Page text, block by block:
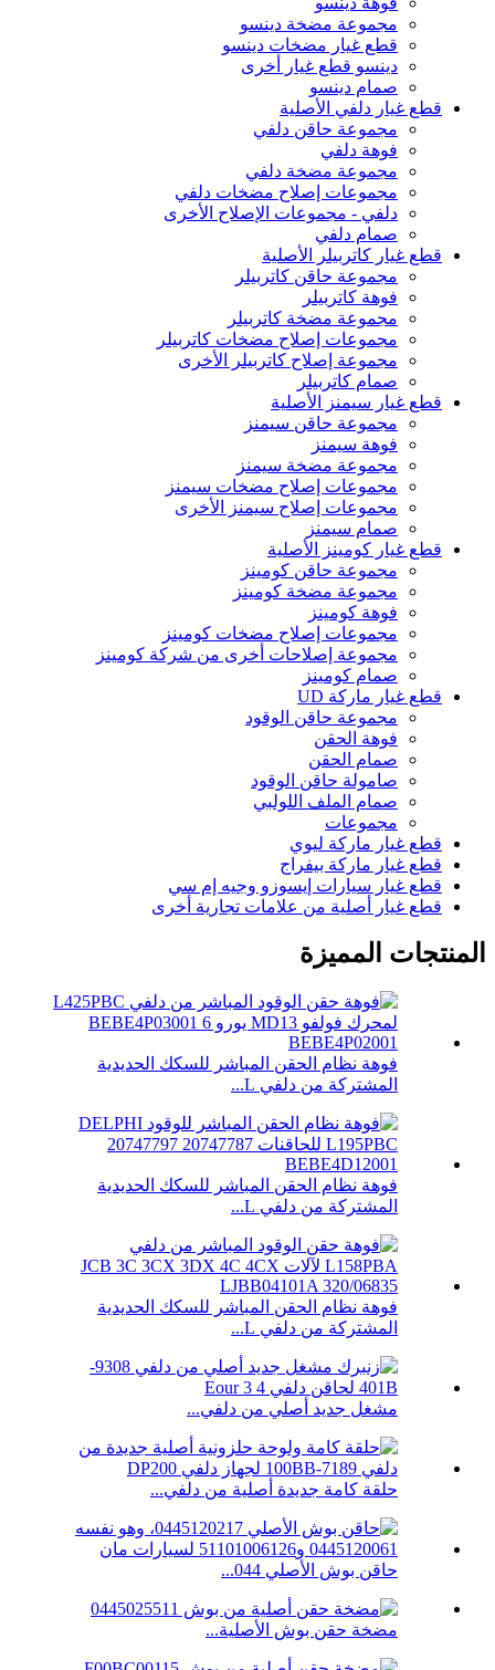
مجموعة مضخة دينسو
قطع غيار مضخات دينسو
دينسو قطع غيار أخرى
صمام دينسو
قطع غيار دلفي الأصلية
مجموعة حاقن دلفي
فوهة دلفي
مجموعة مضخة دلفي
مجموعات إصلاح مضخات دلفي
دلفي - مجموعات الإصلاح الأخرى
صمام دلفي
قطع غيار كاتربيلر الأصلية
مجموعة حاقن كاتربيلر
فوهة كاتربيلر
مجموعة مضخة كاتربيلر
مجموعات إصلاح مضخات كاتربيلر
مجموعة إصلاح كاتربيلر الأخرى
صمام كاتربيلر
قطع غيار سيمنز الأصلية
مجموعة حاقن سيمنز
فوهة سيمنز
مجموعة مضخة سيمنز
مجموعات إصلاح مضخات سيمنز
مجموعات إصلاح سيمنز الأخرى
صمام سيمنز
قطع غيار كومينز الأصلية
مجموعة حاقن كومينز
مجموعة مضخة كومينز
فوهة كومينز
مجموعات إصلاح مضخات كومينز
مجموعة إصلاحات أخرى من شركة كومينز
صمام كومينز
قطع غيار ماركة UD
مجموعة حاقن الوقود
فوهة الحقن
صمام الحقن
صامولة حاقن الوقود
صمام الملف اللولبي
مجموعات
قطع غيار ماركة ليوي
قطع غيار ماركة بيفراج
قطع غيار سيارات إيسوزو وجيه إم سي
قطع غيار أصلية من علامات تجارية أخرى
المنتجات المميزة
فوهة نظام الحقن المباشر للسكك الحديدية
المشتركة من دلفي L...
فوهة نظام الحقن المباشر للسكك الحديدية
المشتركة من دلفي L...
فوهة نظام الحقن المباشر للسكك الحديدية
المشتركة من دلفي L...
مشغل جديد أصلي من دلفي...
حلقة كامة جديدة أصلية من دلفي...
حاقن بوش الأصلي 044...
مضخة حقن بوش الأصلية...